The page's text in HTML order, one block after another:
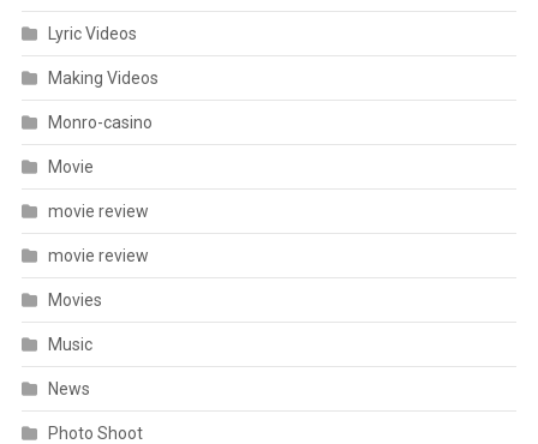
Lyric Videos
Making Videos
Monro-casino
Movie
movie review
movie review
Movies
Music
News
Photo Shoot